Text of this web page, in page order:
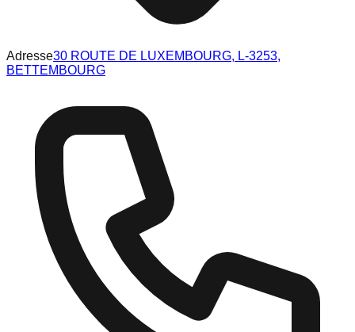
Adresse30 ROUTE DE LUXEMBOURG, L-3253,
BETTEMBOURG